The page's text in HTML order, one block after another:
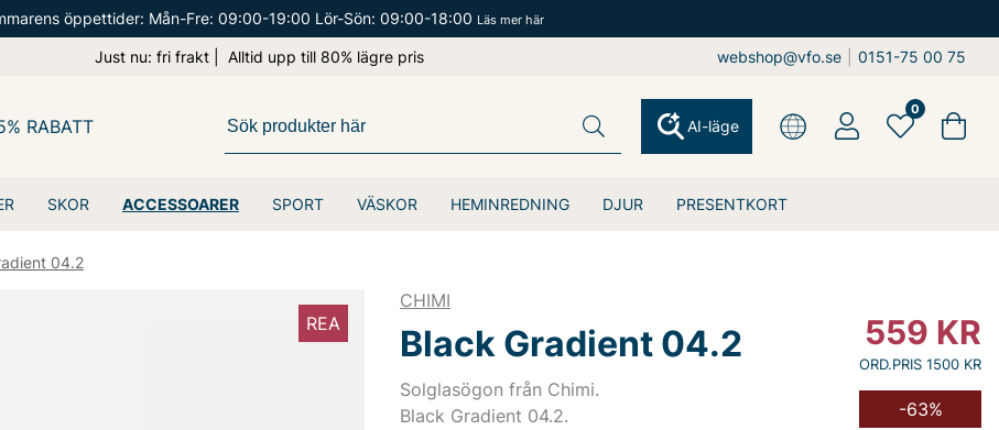
öppettider: Mån-Fre: 09:00-19:00 Lör-Sön: 09:00-18:00 Läs mer här
Just nu: fri frakt | Alltid upp till 80% lägre pris webshop@vfo.se 0151-75 00 75
SKOR ACCESSOARER SPORT VÄSKOR HEMINREDNING DJUR PRESENTKORT
RABATT AI-läge
0
04.2
REA
CHIMI
Black Gradient 04.2
Solglasögon från Chimi.
Black Gradient 04.2.
559 KR
ORD.PRIS 1500 KR
-63%